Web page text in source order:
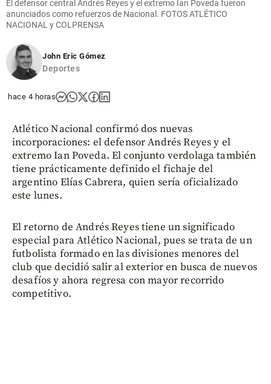
El defensor central Andrés Reyes y el extremo Ian Poveda fueron
anunciados como refuerzos de Nacional. FOTOS ATLÉTICO
NACIONAL y COLPRENSA
John Eric Gómez
Deportes
hace 4 horas
Atlético Nacional confirmó dos nuevas
incorporaciones: el defensor Andrés Reyes y el
extremo Ian Poveda. El conjunto verdolaga también
tiene prácticamente definido el fichaje del
argentino Elías Cabrera, quien sería oficializado
este lunes.
El retorno de Andrés Reyes tiene un significado
especial para Atlético Nacional, pues se trata de un
futbolista formado en las divisiones menores del
club que decidió salir al exterior en busca de nuevos
desafíos y ahora regresa con mayor recorrido
competitivo.